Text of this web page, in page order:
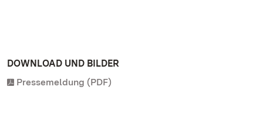
DOWNLOAD UND BILDER
Pressemeldung (PDF)